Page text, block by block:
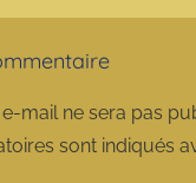
mail ne sera pas
sont indiqués